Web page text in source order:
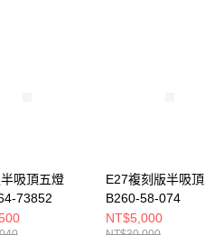
據個別帳號之用戶狀況，依本公司即
不足之情形，本公司將視審查結果
訊註冊。若發現惡意使用之情形，
吸頂五燈
73852
E27複刻版半吸
B260-58-074
NT$5,000